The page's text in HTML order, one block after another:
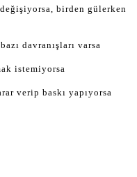
birden gülerken
davranışları varsa
istemiyorsa
verip baskı yapıyorsa